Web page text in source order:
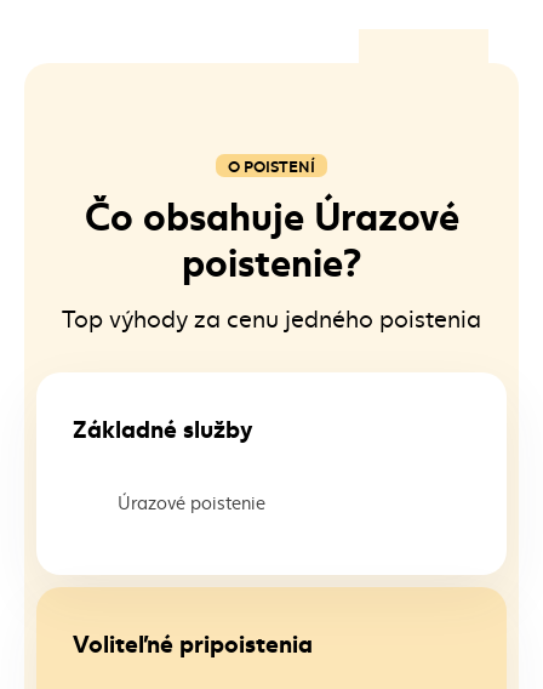
O POISTENÍ
Čo obsahuje Úrazové
poistenie?
Top výhody za cenu jedného poistenia
Základné služby
Úrazové poistenie
Voliteľné pripoistenia